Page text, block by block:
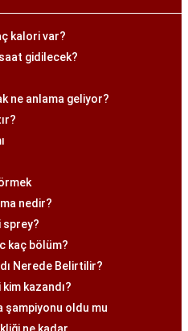
kalori var?
gidilecek?
ne anlama geliyor?
nedir?
sprey?
kaç bölüm?
Nerede Belirtilir?
kazandı?
şampiyonu oldu mu